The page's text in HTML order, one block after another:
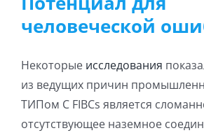
человеческой
Некоторые исследования
из ведущих причин
ТИПом C FIBCs является
отсутствующее наземное